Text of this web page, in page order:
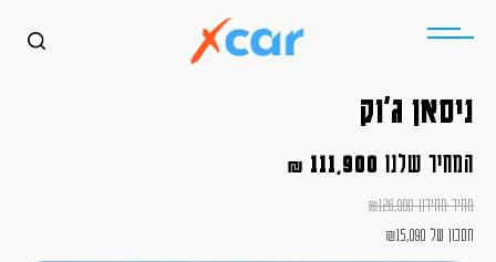
ניסאן ג'וק
המחיר שלנו 111,900
₪
מחיר מחירון ₪126,990
חסכון של
₪15,090